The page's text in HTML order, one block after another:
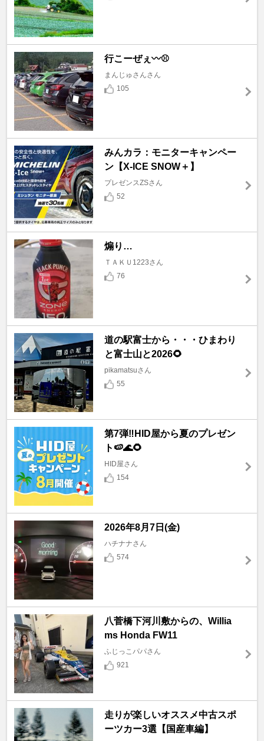
行こーぜぇ〰️⚾
まんじゅさんさん
105
みんカラ：モニターキャンペー
ン【X-ICE SNOW＋】
プレゼンスZSさん
52
煽り…
ＴＡＫＵ1223さん
76
道の駅富士から・・・ひまわり
と富士山と2026🌻
pikamatsuさん
55
第7弾‼️HID屋から夏のプレゼン
ト🍉🌊🌻
HID屋さん
154
2026年8月7日(金)
ハチナナさん
574
八菅橋下河川敷からの、Willia
ms Honda FW11
ふじっこパパさん
921
走りが楽しいオススメ中古スポ
ーツカー3選【国産車編】